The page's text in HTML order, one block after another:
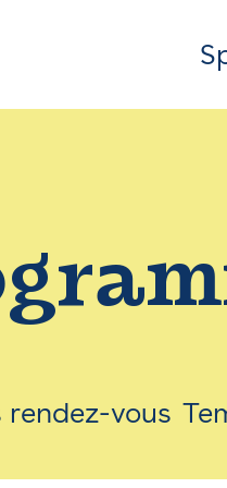
rendez-vous